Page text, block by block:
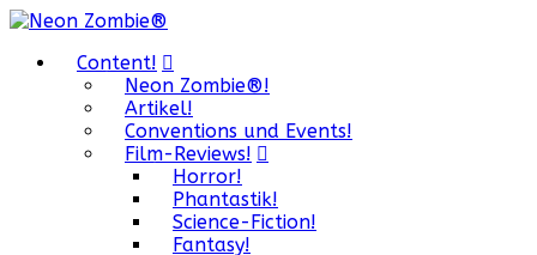
Content!
Neon Zombie®!
Artikel!
Conventions und Events!
Film-Reviews!
Horror!
Phantastik!
Science-Fiction!
Fantasy!